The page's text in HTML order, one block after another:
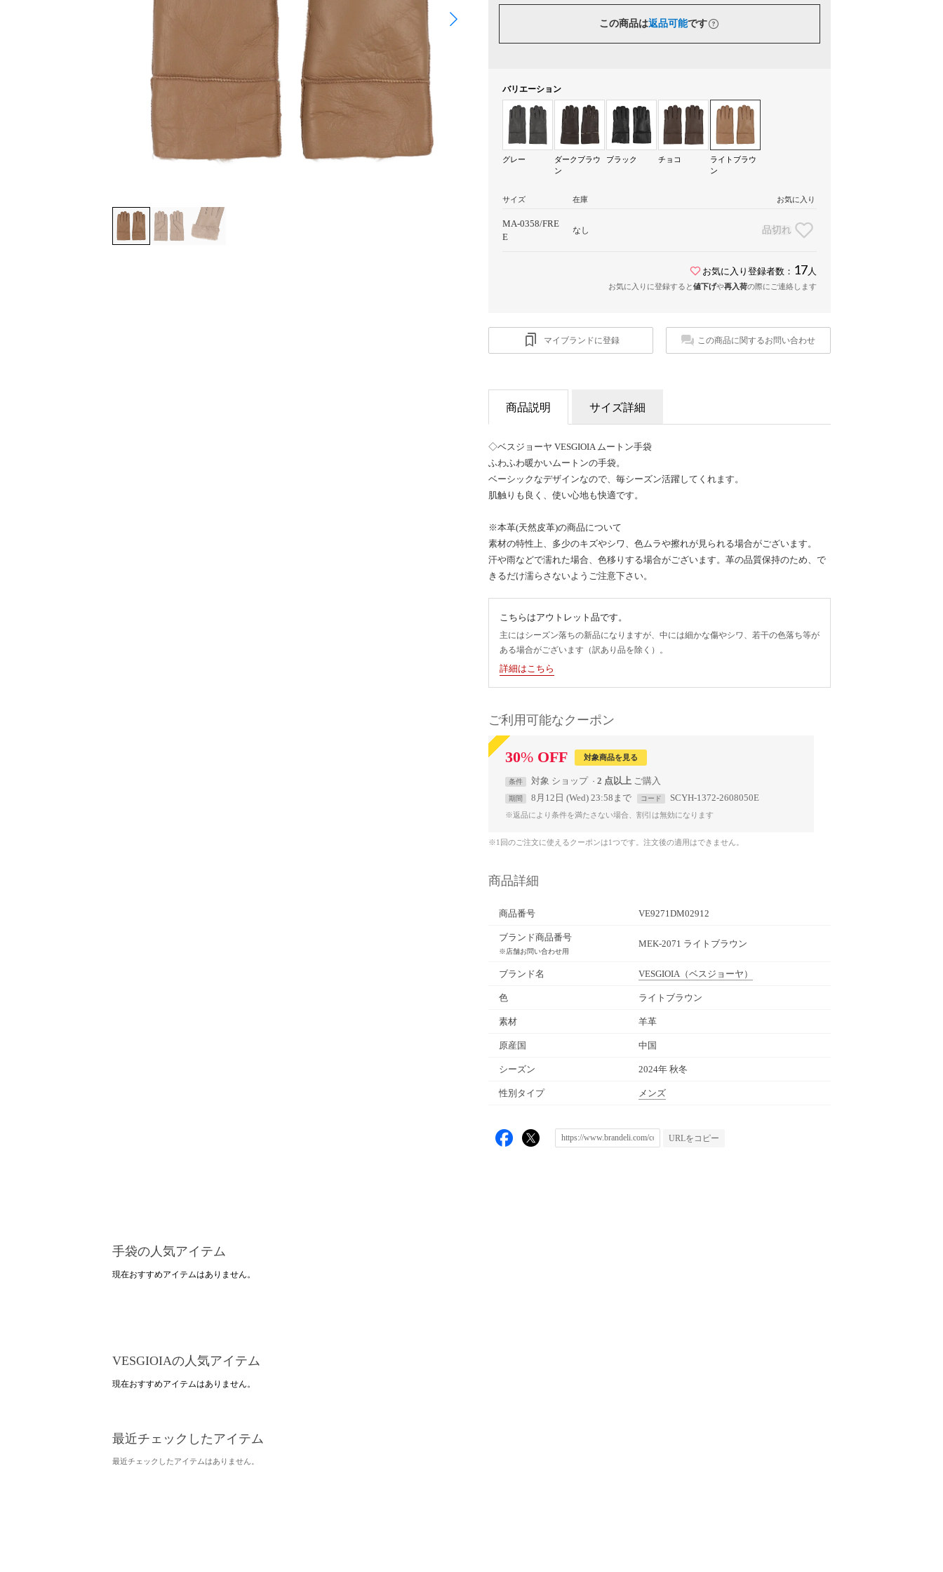
この商品は返品可能です
バリエーション
グレー
ダークブラウ
ン
ブラック チョコ
ライトブラウ
ン
サイズ 在庫 お気に入り
MA-0358/FRE
E
なし 品切れ
お気に入り登録者数： 17 人
お気に入りに登録すると値下げや再入荷の際にご連絡します
マイブランドに登録 この商品に関するお問い合わせ
商品説明 サイズ詳細
◇ベスジョーヤ VESGIOIA ムートン手袋
ふわふわ暖かいムートンの手袋。
ベーシックなデザインなので、毎シーズン活躍してくれます。
肌触りも良く、使い心地も快適です。
※本革(天然皮革)の商品について
素材の特性上、多少のキズやシワ、色ムラや擦れが見られる場合がございます。
汗や雨などで濡れた場合、色移りする場合がございます。革の品質保持のため、で
きるだけ濡らさないようご注意下さい。
こちらはアウトレット品です。
主にはシーズン落ちの新品になりますが、中には細かな傷やシワ、若干の色落ち等が
ある場合がございます（訳あり品を除く）。
詳細はこちら
ご利用可能なクーポン
30% OFF 対象商品を見る
条件 対象 ショップ 2 点以上
期間 8月12日 (Wed) 23:58まで コード SCYH-1372-2608050E
※返品により条件を満たさない場合、割引は無効になります
※1回のご注文に使えるクーポンは1つです。注文後の適用はできません。
商品詳細
商品番号 VE9271DM02912
ブランド商品番号
※店舗お問い合わせ用
MEK-2071 ライトブラウン
ブランド名 VESGIOIA （ベスジョーヤ）
色 ライトブラウン
素材 羊革
原産国 中国
シーズン 2024年 秋冬
性別タイプ メンズ
URLをコピー
手袋の人気アイテム
現在おすすめアイテムはありません。
VESGIOIAの人気アイテム
現在おすすめアイテムはありません。
最近チェックしたアイテム
最近チェックしたアイテムはありません。